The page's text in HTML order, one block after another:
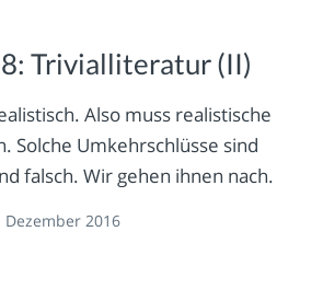
Trivialliteratur (II)
Also muss realistische
Solche Umkehrschlüsse sind
falsch. Wir gehen ihnen nach.
Dezember 2016